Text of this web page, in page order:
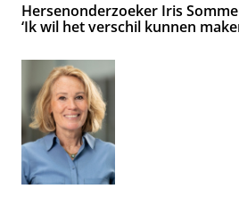
Hersenonderzoeker Iris
‘Ik wil het verschil kunnen